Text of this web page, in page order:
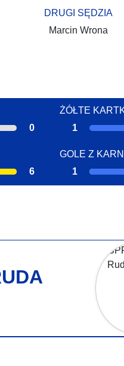
DRUGI SĘDZIA
Marcin Wrona
0
ŻÓŁTE
1
6
GOLE Z
1